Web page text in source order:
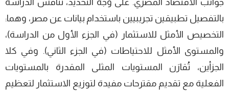
جوانب الاقتصاد المصري. على وجه التحديد، تناقش الدراسة
بالتفصيل تطبيقين تجريبيين باستخدام بيانات عن مصر، وهما:
التخصيص الأمثل للاستثمار (في الجزء الأول من الدراسة)،
والمستوى الأمثل للاحتياطات (في الجزء الثاني). وفي كلا
الجزأين، تُقارَن المستويات المثلى المقدرة بالمستويات
الفعلية مع تقديم مقترحات مفيدة لتوزيع الاستثمار لتعظيم